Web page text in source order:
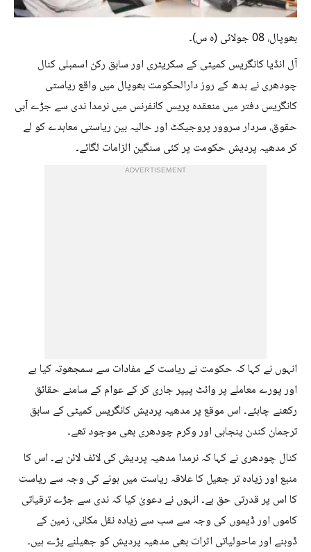
بھوپال، 08 جولائی (ہ س)۔
آل انڈیا کانگریس کمیٹی کے سکریٹری اور سابق رکن اسمبلی کنال
چودھری نے بدھ کے روز دارالحکومت بھوپال میں واقع ریاستی
کانگریس دفتر میں منعقدہ پریس کانفرنس میں نرمدا ندی سے جڑے آبی
حقوق، سردار سروور پروجیکٹ اور حالیہ بین ریاستی معاہدے کو لے
کر مدھیہ پردیش حکومت پر کئی سنگین الزامات لگائے۔
ADVERTISEMENT
انہوں نے کہا کہ حکومت نے ریاست کے مفادات سے سمجھوتہ کیا ہے
اور پورے معاملے پر وائٹ پیپر جاری کر کے عوام کے سامنے حقائق
رکھنے چاہئے۔ اس موقع پر مدھیہ پردیش کانگریس کمیٹی کے سابق
ترجمان کندن پنجابی اور وکرم چودھری بھی موجود تھے۔
کنال چودھری نے کہا کہ نرمدا مدھیہ پردیش کی لائف لائن ہے۔ اس کا
منبع اور زیادہ تر جھیل کا علاقہ ریاست میں ہونے کی وجہ سے ریاست
کا اس پر قدرتی حق ہے۔ انہوں نے دعویٰ کیا کہ ندی سے جڑے ترقیاتی
کاموں اور ڈیموں کی وجہ سے سب سے زیادہ نقل مکانی، زمین کے
ڈوبنے اور ماحولیاتی اثرات بھی مدھیہ پردیش کو جھیلنے پڑے ہیں۔